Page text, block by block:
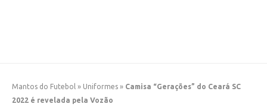
Mantos do Futebol » Uniformes » Camisa “Gerações” do Ceará SC
2022 é revelada pela Vozão